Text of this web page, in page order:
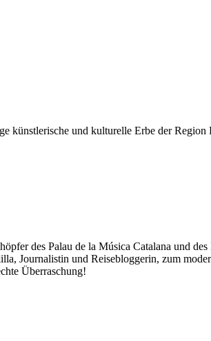
künstlerische und kulturelle Erbe der Region
des Palau de la Música Catalana und
Journalistin und Reisebloggerin, zum
Überraschung!